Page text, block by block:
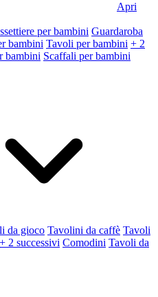
Apri
per bambini Guardaroba
bambini Tavoli per bambini + 2
bambini Scaffali per bambini
da gioco Tavolini da caffè Tavoli
+ 2 successivi Comodini Tavoli da